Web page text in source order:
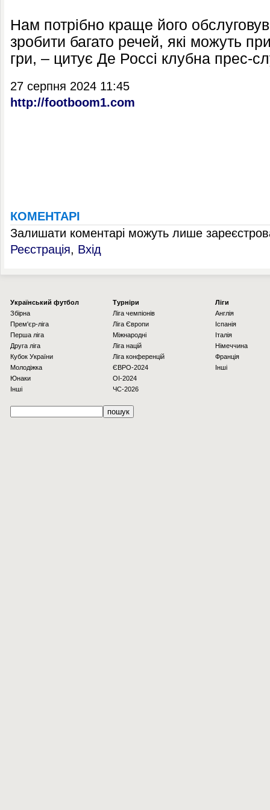
Нам потрібно краще його
зробити багато речей, які можуть
гри, – цитує Де Россі клубна прес-
27 серпня 2024 11:45
http://footboom1.com
КОМЕНТАРІ
Залишати коментарі можуть лише
Реєстрація, Вхід
Українcький футбол
Збірна
Прем'єр-ліга
Перша ліга
Друга ліга
Кубок України
Молодіжка
Юнаки
Інші
Турніри
Ліга чемпіонів
Ліга Європи
Міжнародні
Ліга націй
Ліга конференцій
ЄВРО-2024
OI-2024
ЧС-2026
Ліги
Англія
Іспанія
Італія
Німеччина
Франція
Інші